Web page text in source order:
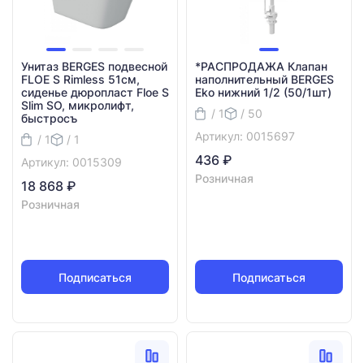
Унитаз BERGES подвесной
FLOE S Rimless 51см,
сиденье дюропласт Floe S
Slim SO, микролифт,
быстросъ
/ 1
/ 1
Артикул: 0015309
18 868 ₽
Розничная
Подписаться
*РАСПРОДАЖА Клапан
наполнительный BERGES
Eko нижний 1/2 (50/1шт)
/ 1
/ 50
Артикул: 0015697
436 ₽
Розничная
Подписаться